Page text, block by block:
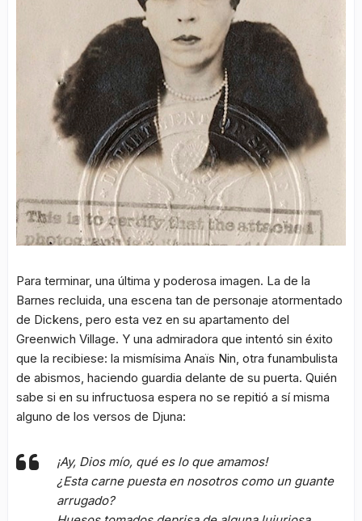
Para terminar, una última y poderosa imagen. La de la
Barnes recluida, una escena tan de personaje atormentado
de Dickens, pero esta vez en su apartamento del
Greenwich Village. Y una admiradora que intentó sin éxito
que la recibiese: la mismísima Anaïs Nin, otra funambulista
de abismos, haciendo guardia delante de su puerta. Quién
sabe si en su infructuosa espera no se repitió a sí misma
alguno de los versos de Djuna:
¡Ay, Dios mío, qué es lo que amamos!
¿Esta carne puesta en nosotros como un guante
arrugado?